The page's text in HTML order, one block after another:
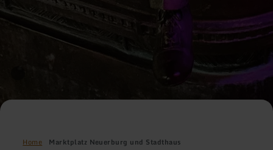
Home Marktplatz Neuerburg und Stadthaus